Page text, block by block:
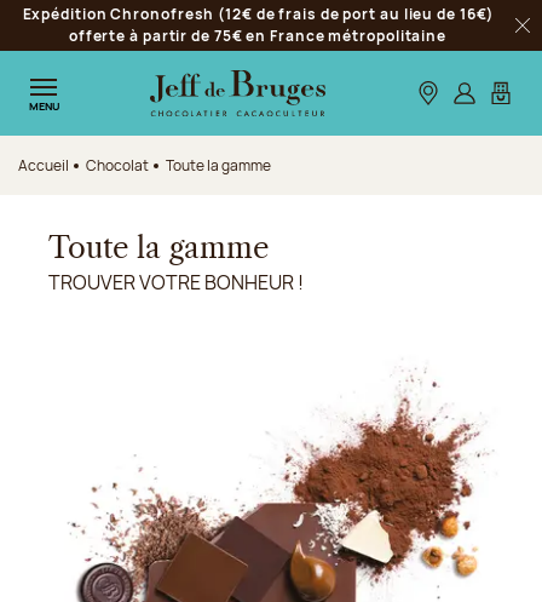
Aller à la navigation
Aller au contenu principal
Aller au pied de page
Expédition Chronofresh (12€ de frais de port au lieu de 16€)
offerte à partir de 75€ en France métropolitaine
MENU Nos boutiques
S’identifier
Mon
Accueil Chocolat Toute la gamme
Toute la gamme
TROUVER VOTRE BONHEUR !